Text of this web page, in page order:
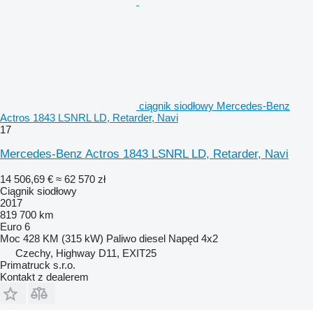
ciągnik siodłowy Mercedes-Benz
Actros 1843 LSNRL LD, Retarder, Navi
17
Mercedes-Benz Actros 1843 LSNRL LD, Retarder, Navi
14 506,69 € ≈ 62 570 zł
Ciągnik siodłowy
2017
819 700 km
Euro 6
Moc 428 KM (315 kW) Paliwo diesel Napęd 4x2
Czechy, Highway D11, EXIT25
Primatruck s.r.o.
Kontakt z dealerem